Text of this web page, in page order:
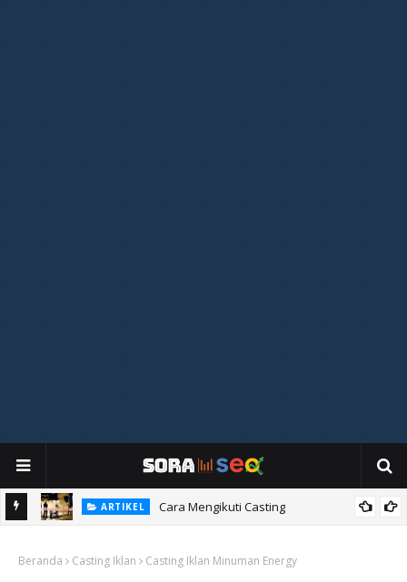
ARTIKEL Cara Mengikuti Casting
Beranda Casting Iklan Casting Iklan Minuman Energy